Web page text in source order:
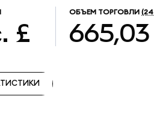
£
ОБЪЕМ ТОРГОВЛИ